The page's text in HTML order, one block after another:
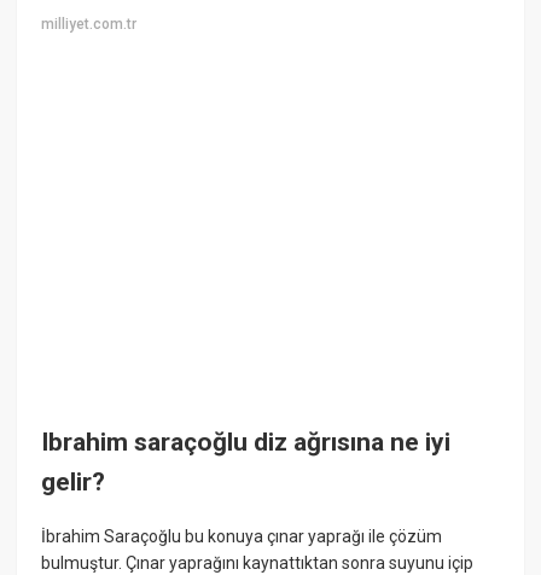
milliyet.com.tr
Ibrahim saraçoğlu diz ağrısına ne iyi
gelir?
İbrahim Saraçoğlu bu konuya çınar yaprağı ile çözüm
bulmuştur. Çınar yaprağını kaynattıktan sonra suyunu içip